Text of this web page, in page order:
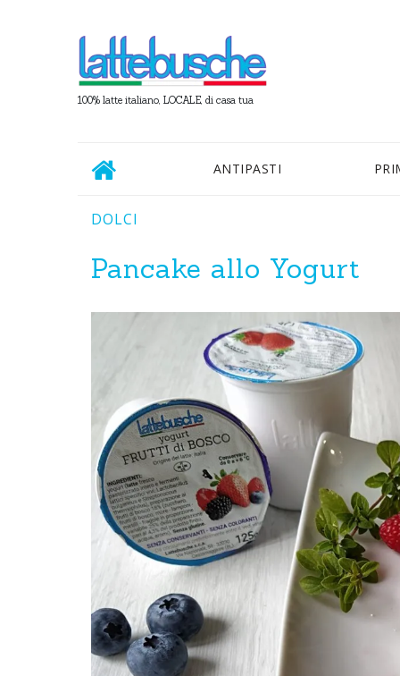
100% latte italiano, LOCALE, di casa tua
ANTIPASTI
DOLCI
Pancake allo Yogurt